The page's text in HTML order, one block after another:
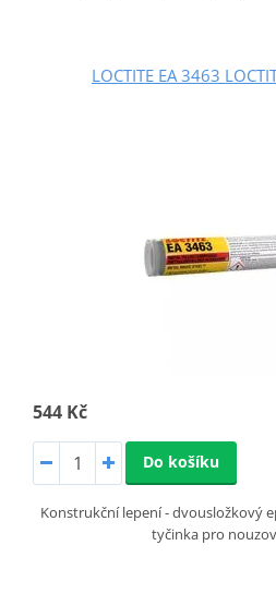
LOCTITE EA 3463
544 Kč
Do košíku
Konstrukční lepení - dvousložkový
tyčinka pro